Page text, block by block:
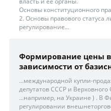
Основы конституционного
2. Основы правового статуса
регулирование...
Формирование цены
зависимости от
...международной купли-
депутатов СССР и
...например, на Украине ) . В
регулировании